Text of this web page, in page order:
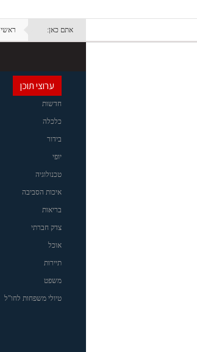
אתם כאן: ראשי
ערוצי תוכן
חדשות
כלכלה
בידור
יופי
טכנולוגיה
איכות הסביבה
בריאות
צדק חברתי
אוכל
תיירות
משפט
טיולי משפחות לחו"ל